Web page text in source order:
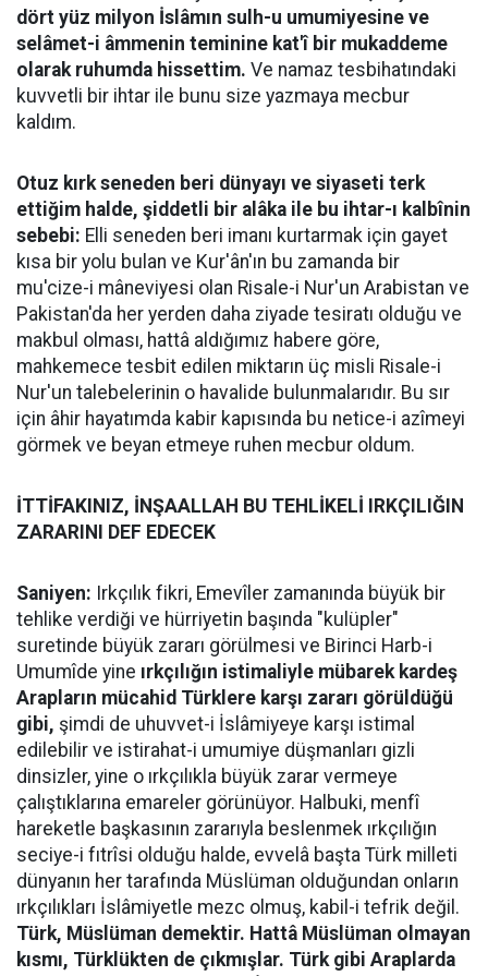
dört yüz milyon İslâmın sulh-u umumiyesine ve
selâmet-i âmmenin teminine kat'î bir mukaddeme
olarak ruhumda hissettim. Ve namaz tesbihatındaki
kuvvetli bir ihtar ile bunu size yazmaya mecbur
kaldım.
Otuz kırk seneden beri dünyayı ve siyaseti terk
ettiğim halde, şiddetli bir alâka ile bu ihtar-ı kalbînin
sebebi: Elli seneden beri imanı kurtarmak için gayet
kısa bir yolu bulan ve Kur'ân'ın bu zamanda bir
mu'cize-i mâneviyesi olan Risale-i Nur'un Arabistan ve
Pakistan'da her yerden daha ziyade tesiratı olduğu ve
makbul olması, hattâ aldığımız habere göre,
mahkemece tesbit edilen miktarın üç misli Risale-i
Nur'un talebelerinin o havalide bulunmalarıdır. Bu sır
için âhir hayatımda kabir kapısında bu netice-i azîmeyi
görmek ve beyan etmeye ruhen mecbur oldum.
İTTİFAKINIZ, İNŞAALLAH BU TEHLİKELİ IRKÇILIĞIN
ZARARINI DEF EDECEK
Saniyen: Irkçılık fikri, Emevîler zamanında büyük bir
tehlike verdiği ve hürriyetin başında "kulüpler"
suretinde büyük zararı görülmesi ve Birinci Harb-i
Umumîde yine ırkçılığın istimaliyle mübarek kardeş
Arapların mücahid Türklere karşı zararı görüldüğü
gibi, şimdi de uhuvvet-i İslâmiyeye karşı istimal
edilebilir ve istirahat-i umumiye düşmanları gizli
dinsizler, yine o ırkçılıkla büyük zarar vermeye
çalıştıklarına emareler görünüyor. Halbuki, menfî
hareketle başkasının zararıyla beslenmek ırkçılığın
seciye-i fıtrîsi olduğu halde, evvelâ başta Türk milleti
dünyanın her tarafında Müslüman olduğundan onların
ırkçılıkları İslâmiyetle mezc olmuş, kabil-i tefrik değil.
Türk, Müslüman demektir. Hattâ Müslüman olmayan
kısmı, Türklükten de çıkmışlar. Türk gibi Araplarda